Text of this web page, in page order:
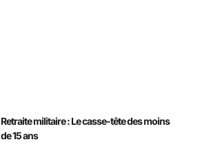
Retraite militaire : Le casse-tête des moins
de 15 ans